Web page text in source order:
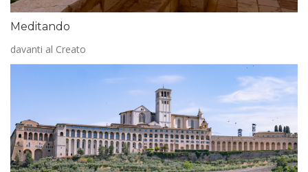
Meditando
davanti al Creato